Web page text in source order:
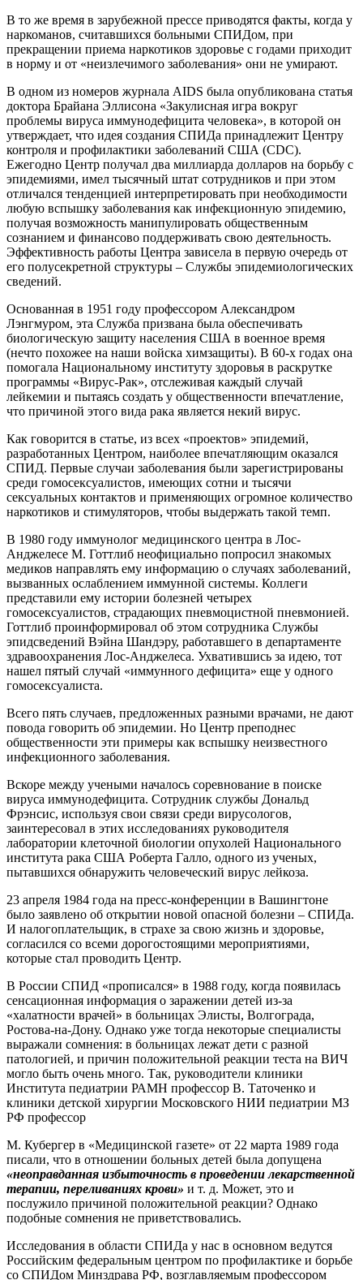
В то же время в зарубежной прессе приводятся факты, когда у
наркоманов, считавшихся больными СПИДом, при
прекращении приема наркотиков здоровье с годами приходит
в норму и от «неизлечимого заболевания» они не умирают.
В одном из номеров журнала AIDS была опубликована статья
доктора Брайана Эллисона «Закулисная игра вокруг
проблемы вируса иммунодефицита человека», в которой он
утверждает, что идея создания СПИДа принадлежит Центру
контроля и профилактики заболеваний США (CDC).
Ежегодно Центр получал два миллиарда долларов на борьбу с
эпидемиями, имел тысячный штат сотрудников и при этом
отличался тенденцией интерпретировать при необходимости
любую вспышку заболевания как инфекционную эпидемию,
получая возможность манипулировать общественным
сознанием и финансово поддерживать свою деятельность.
Эффективность работы Центра зависела в первую очередь от
его полусекретной структуры – Службы эпидемиологических
сведений.
Основанная в 1951 году профессором Александром
Лэнгмуром, эта Служба призвана была обеспечивать
биологическую защиту населения США в военное время
(нечто похожее на наши войска химзащиты). В 60-х годах она
помогала Национальному институту здоровья в раскрутке
программы «Вирус-Рак», отслеживая каждый случай
лейкемии и пытаясь создать у общественности впечатление,
что причиной этого вида рака является некий вирус.
Как говорится в статье, из всех «проектов» эпидемий,
разработанных Центром, наиболее впечатляющим оказался
СПИД. Первые случаи заболевания были зарегистрированы
среди гомосексуалистов, имеющих сотни и тысячи
сексуальных контактов и применяющих огромное количество
наркотиков и стимуляторов, чтобы выдержать такой темп.
В 1980 году иммунолог медицинского центра в Лос-
Анджелесе М. Готтлиб неофициально попросил знакомых
медиков направлять ему информацию о случаях заболеваний,
вызванных ослаблением иммунной системы. Коллеги
представили ему истории болезней четырех
гомосексуалистов, страдающих пневмоцистной пневмонией.
Готтлиб проинформировал об этом сотрудника Службы
эпидсведений Вэйна Шандэру, работавшего в департаменте
здравоохранения Лос-Анджелеса. Ухватившись за идею, тот
нашел пятый случай «иммунного дефицита» еще у одного
гомосексуалиста.
Всего пять случаев, предложенных разными врачами, не дают
повода говорить об эпидемии. Но Центр преподнес
общественности эти примеры как вспышку неизвестного
инфекционного заболевания.
Вскоре между учеными началось соревнование в поиске
вируса иммунодефицита. Сотрудник службы Дональд
Фрэнсис, используя свои связи среди вирусологов,
заинтересовал в этих исследованиях руководителя
лаборатории клеточной биологии опухолей Национального
института рака США Роберта Галло, одного из ученых,
пытавшихся обнаружить человеческий вирус лейкоза.
23 апреля 1984 года на пресс-конференции в Вашингтоне
было заявлено об открытии новой опасной болезни – СПИДа.
И налогоплательщик, в страхе за свою жизнь и здоровье,
согласился со всеми дорогостоящими мероприятиями,
которые стал проводить Центр.
В России СПИД «прописался» в 1988 году, когда появилась
сенсационная информация о заражении детей из-за
«халатности врачей» в больницах Элисты, Волгограда,
Ростова-на-Дону. Однако уже тогда некоторые специалисты
выражали сомнения: в больницах лежат дети с разной
патологией, и причин положительной реакции теста на ВИЧ
могло быть очень много. Так, руководители клиники
Института педиатрии РАМН профессор В. Таточенко и
клиники детской хирургии Московского НИИ педиатрии МЗ
РФ профессор
М. Кубергер в «Медицинской газете» от 22 марта 1989 года
писали, что в отношении больных детей была допущена
«неоправданная избыточность в проведении лекарственной
терапии, переливаниях крови» и т. д. Может, это и
послужило причиной положительной реакции? Однако
подобные сомнения не приветствовались.
Исследования в области СПИДа у нас в основном ведутся
Российским федеральным центром по профилактике и борьбе
со СПИДом Минздрава РФ, возглавляемым профессором